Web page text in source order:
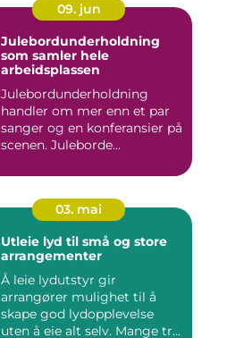
09. jun
Julebordunderholdning
som samler hele
arbeidsplassen
Julebordunderholdning
handler om mer enn et par
sanger og en konferansier på
scenen. Juleborde...
03. mai
Utleie lyd til små og store
arrangementer
Å leie lydutstyr gir
arrangører mulighet til å
skape god lydopplevelse
uten å eie alt selv. Mange tr...